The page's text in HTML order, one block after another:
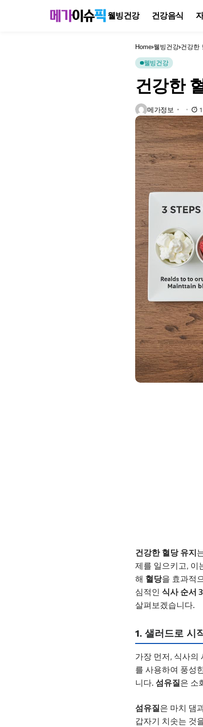
웰빙건강 건강음식
Home 웰빙건강 건강한
웰빙건강
건강한
메가정보
건강한 혈당 유지
제를 일으키고, 이
해 혈당을 효과적
심적인 식사 순서
살펴보겠습니다.
1. 샐러드로 시
가장 먼저, 식사의
를 사용하여 풍성
니다. 섬유질은 소
섬유질은 마치 댐
갑자기 치솟는 것